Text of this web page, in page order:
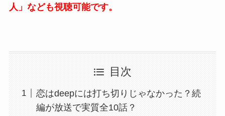
人」なども視聴可能です。
目次
恋はdeepには打ち切りじゃなかった？続
編が放送で実質全10話？